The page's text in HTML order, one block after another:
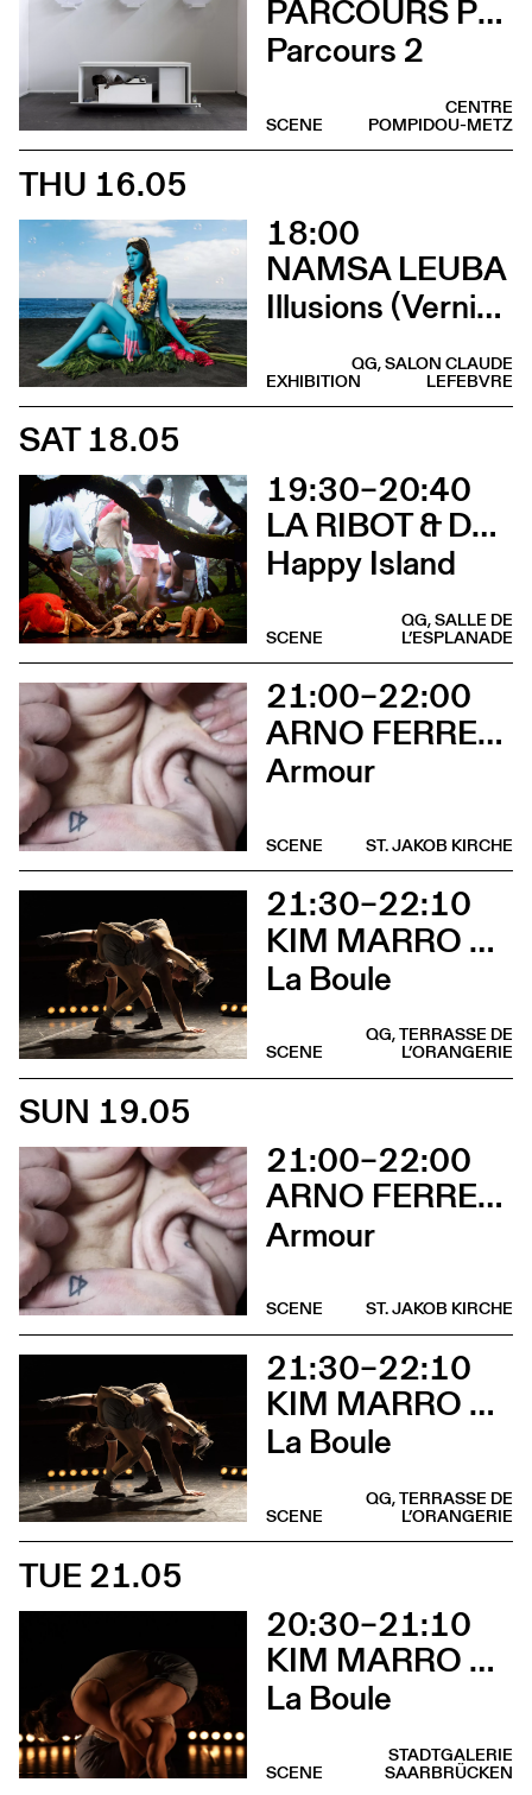
PARCOURS PERFORMANCES
Parcours 2
CENTRE
POMPIDOU-METZ
SCENE
THU 16.05
18:00
NAMSA LEUBA
Illusions (Vernissage)
QG, SALON CLAUDE
LEFEBVRE
EXHIBITION
SAT 18.05
19:30–20:40
LA RIBOT & DANÇANDO COM A DIFERENÇA
Happy Island
QG, SALLE DE
L’ESPLANADE
SCENE
21:00–22:00
ARNO FERRERA & GILLES POLET
Armour
ST. JAKOB KIRCHE
SCENE
21:30–22:10
KIM MARRO & LIAM LELARGE
La Boule
QG, TERRASSE DE
L’ORANGERIE
SCENE
SUN 19.05
21:00–22:00
ARNO FERRERA & GILLES POLET
Armour
ST. JAKOB KIRCHE
SCENE
21:30–22:10
KIM MARRO & LIAM LELARGE
La Boule
QG, TERRASSE DE
L’ORANGERIE
SCENE
TUE 21.05
20:30–21:10
KIM MARRO & LIAM LELARGE
La Boule
STADTGALERIE
SAARBRÜCKEN
SCENE